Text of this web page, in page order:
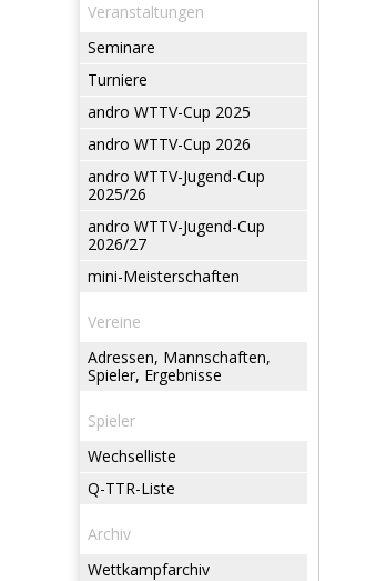
Veranstaltungen
Seminare
Turniere
andro WTTV-Cup 2025
andro WTTV-Cup 2026
andro WTTV-Jugend-Cup
2025/26
andro WTTV-Jugend-Cup
2026/27
mini-Meisterschaften
Vereine
Adressen, Mannschaften,
Spieler, Ergebnisse
Spieler
Wechselliste
Q-TTR-Liste
Archiv
Wettkampfarchiv